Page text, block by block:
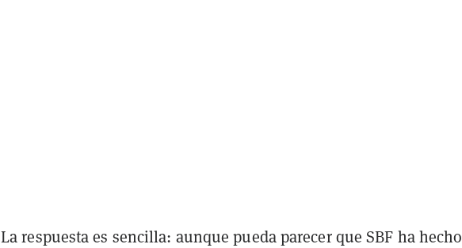
La respuesta es sencilla: aunque pueda parecer que SBF ha